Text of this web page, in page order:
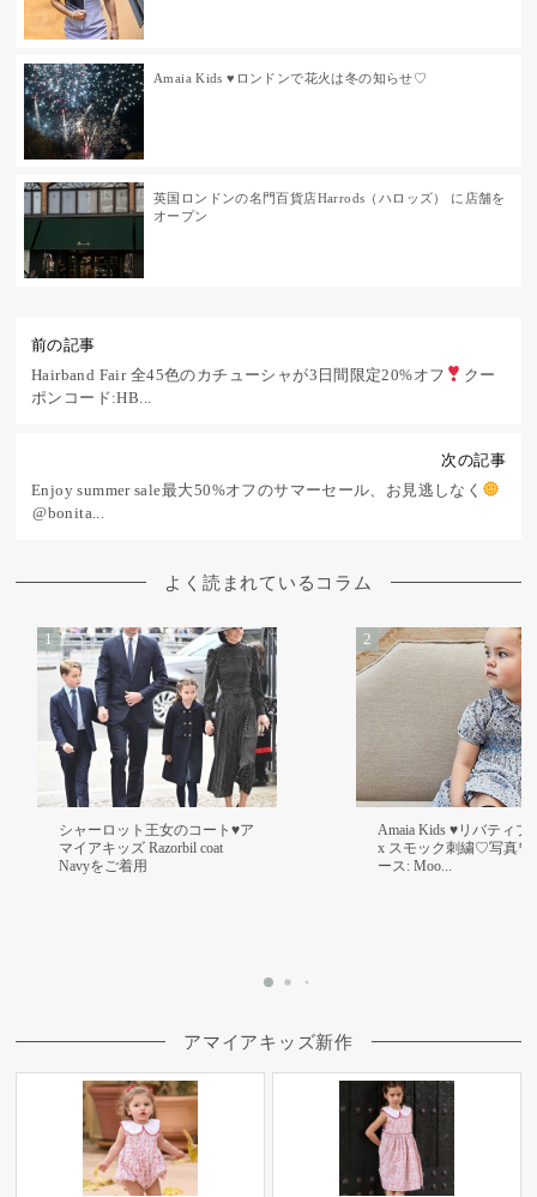
Amaia Kids ♥ロンドンで花火は冬の知らせ♡
英国ロンドンの名門百貨店Harrods（ハロッズ） に店舗を
オープン
前の記事
Hairband Fair ⁡全45色のカチューシャが3日間限定20%オフ
⁡クー
ポンコード:HB...
次の記事
Enjoy summer sale⁡最大50%オフのサマーセール、お見逃しなく
⁡⁡⁡@bonita...
よく読まれているコラム
シャーロット王女のコート♥ア
マイアキッズ Razorbil coat
Navyをご着用
Amaia Kids ♥リバティプ
x スモック刺繍♡ 写真 ワ
ース: Moo...
アマイアキッズ新作